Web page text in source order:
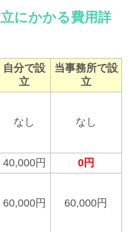
にかかる費用詳
自分で設
立
当事務所で設
立
なし なし
40,000円
0円
60,000円 60,000円